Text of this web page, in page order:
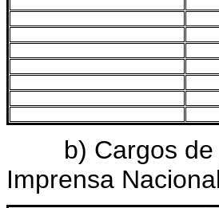
b) Cargos de
Imprensa Nacional